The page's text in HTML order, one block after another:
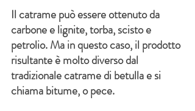
Il catrame può essere ottenuto da
carbone e lignite, torba, scisto e
petrolio. Ma in questo caso, il prodotto
risultante è molto diverso dal
tradizionale catrame di betulla e si
chiama bitume, o pece.